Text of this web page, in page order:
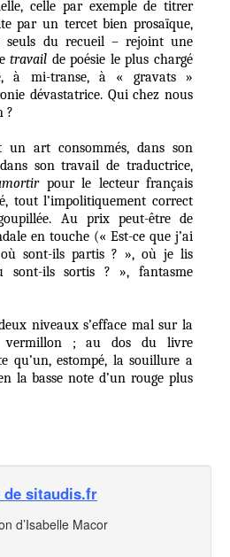
celle par exemple de titrer
par un tercet bien prosaïque,
seuls du recueil – rejoint une
travail de poésie le plus chargé
à mi-transe, à « gravats »
dévastatrice. Qui chez nous
?
un art consommés, dans son
son travail de traductrice,
pour le lecteur français
tout l’impolitiquement correct
Au prix peut-être de
en touche (« Est-ce que j’ai
sont-ils partis ? », où je lis
sont-ils sortis ? », fantasme
niveaux s’efface mal sur la
vermillon ; au dos du livre
qu’un, estompé, la souillure a
la basse note d’un rouge plus
de sitaudis.fr
d’Isabelle Macor